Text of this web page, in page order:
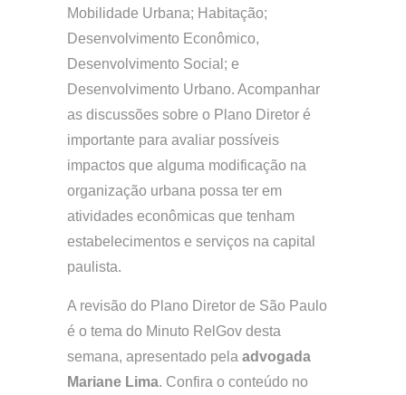
Mobilidade Urbana; Habitação;
Desenvolvimento Econômico,
Desenvolvimento Social; e
Desenvolvimento Urbano. Acompanhar
as discussões sobre o Plano Diretor é
importante para avaliar possíveis
impactos que alguma modificação na
organização urbana possa ter em
atividades econômicas que tenham
estabelecimentos e serviços na capital
paulista.
A revisão do Plano Diretor de São Paulo
é o tema do Minuto RelGov desta
semana, apresentado pela advogada
Mariane Lima. Confira o conteúdo no